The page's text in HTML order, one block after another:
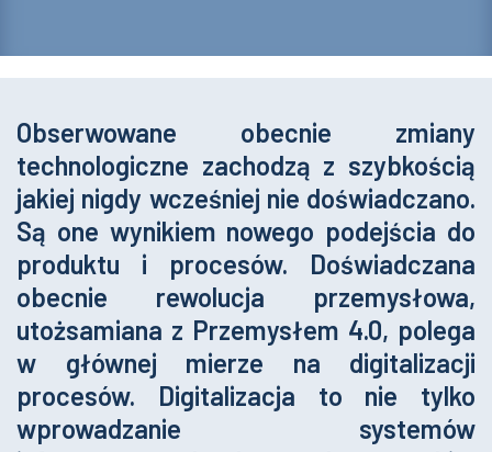
Obserwowane obecnie zmiany
technologiczne zachodzą z szybkością
jakiej nigdy wcześniej nie doświadczano.
Są one wynikiem nowego podejścia do
produktu i procesów. Doświadczana
obecnie rewolucja przemysłowa,
utożsamiana z Przemysłem 4.0, polega
w głównej mierze na digitalizacji
procesów. Digitalizacja to nie tylko
wprowadzanie systemów